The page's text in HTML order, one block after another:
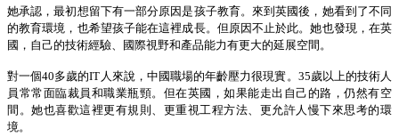
她承認，最初想留下有一部分原因是孩子教育。來到英國後，她看到了不同
的教育環境，也希望孩子能在這裡成長。但原因不止於此。她也發現，在英
國，自己的技術經驗、國際視野和產品能力有更大的延展空間。
對一個40多歲的IT 人來說，中國職場的年齡壓力很現實。 35歲以上的技術人
員常常面臨裁員和職業瓶頸。但在英國，如果能走出自己的路，仍然有空
間。她也喜歡這裡更有規則、更重視工程方法、更允許人慢下來思考的環
境。